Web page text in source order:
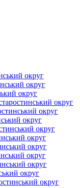
округ
округ
округ
округ
округ
округ
округ
округ
округ
округ
округ
округ
округ